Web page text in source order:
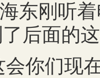
东刚听
后面的
会你们现